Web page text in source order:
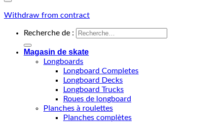
Withdraw from contract
Recherche de :
Magasin de skate
Longboards
Longboard Completes
Longboard Decks
Longboard Trucks
Roues de longboard
Planches à roulettes
Planches complètes